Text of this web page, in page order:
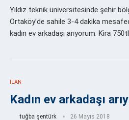
Yıldız teknik üniversitesinde şehir
Ortaköy’de sahile 3-4 dakika
kadın ev arkadaşı arıyorum. Kira
İLAN
Kadın ev arkadaşı
tuğba şentürk 26 Mayıs 2018